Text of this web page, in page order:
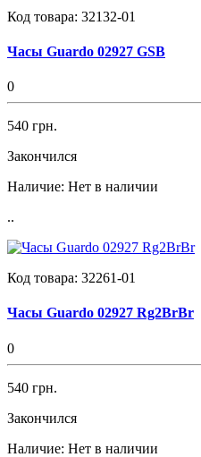
Код товара: 32132-01
Часы Guardo 02927 GSB
0
540 грн.
Закончился
Наличие: Нет в наличии
..
Код товара: 32261-01
Часы Guardo 02927 Rg2BrBr
0
540 грн.
Закончился
Наличие: Нет в наличии